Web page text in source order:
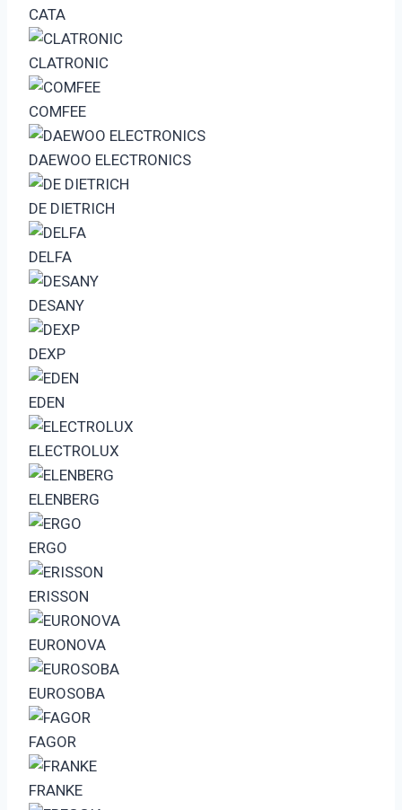
CATA
CLATRONIC
COMFEE
DAEWOO ELECTRONICS
DE DIETRICH
DELFA
DESANY
DEXP
EDEN
ELECTROLUX
ELENBERG
ERGO
ERISSON
EURONOVA
EUROSOBA
FAGOR
FRANKE